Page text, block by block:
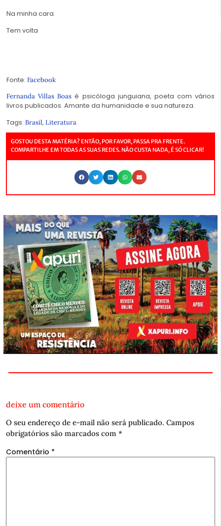
Na minha cara
Tem volta
Fonte: Facebook
Fernanda Villas Boas é psicóloga junguiana, poeta com vários
livros publicados. Amante da humanidade e sua natureza.
Tags: Brasil, Literatura
GOSTOU DESTA MATÉRIA? ENTÃO, POR FAVOR, PASSA PRA FRENTE.
COMPARTILHE EM TODAS AS SUAS REDES. NÃO CUSTA NADA, É SÓ CLICAR!
deixe um comentário
O seu endereço de e-mail não será publicado. Campos
obrigatórios são marcados com *
Comentário *